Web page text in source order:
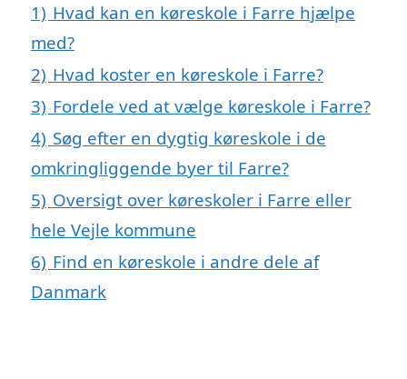
1) Hvad kan en køreskole i Farre hjælpe
med?
2) Hvad koster en køreskole i Farre?
3) Fordele ved at vælge køreskole i Farre?
4) Søg efter en dygtig køreskole i de
omkringliggende byer til Farre?
5) Oversigt over køreskoler i Farre eller
hele Vejle kommune
6) Find en køreskole i andre dele af
Danmark